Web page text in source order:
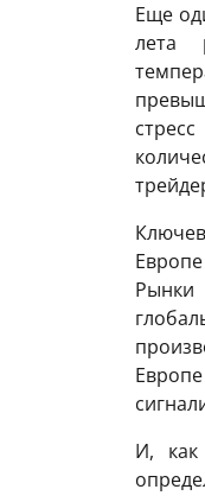
Еще
лета
Рынки
И, как